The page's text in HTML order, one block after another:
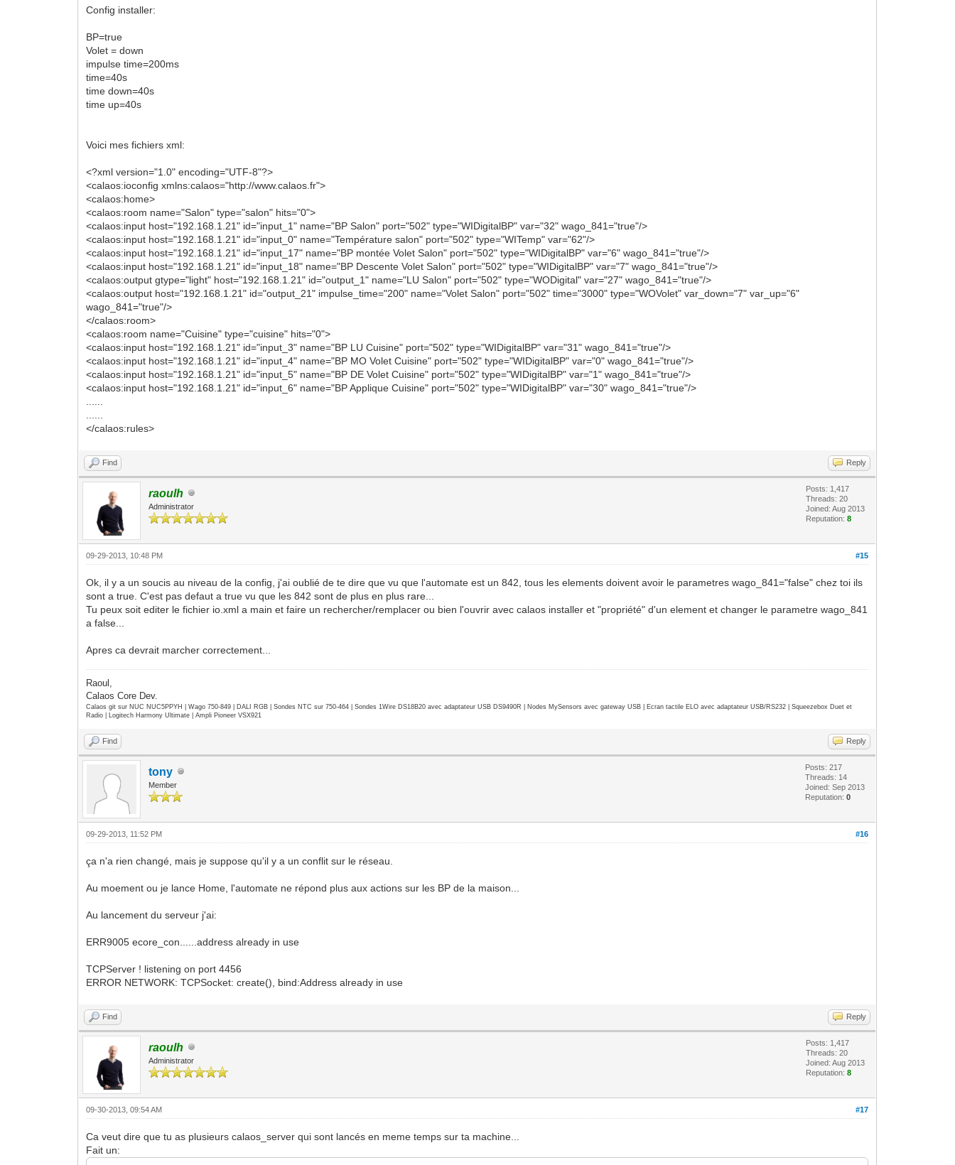
Config installer:
BP=true
Volet = down
impulse time=200ms
time=40s
time down=40s
time up=40s
Voici mes fichiers xml:
<?xml version="1.0" encoding="UTF-8"?>
<calaos:ioconfig xmlns:calaos="http://www.calaos.fr">
<calaos:home>
<calaos:room name="Salon" type="salon" hits="0">
<calaos:input host="192.168.1.21" id="input_1" name="BP Salon" port="502" type="WIDigitalBP" var="32" wago_841="true"/>
<calaos:input host="192.168.1.21" id="input_0" name="Température salon" port="502" type="WITemp" var="62"/>
<calaos:input host="192.168.1.21" id="input_17" name="BP montée Volet Salon" port="502" type="WIDigitalBP" var="6" wago_841="true"/>
<calaos:input host="192.168.1.21" id="input_18" name="BP Descente Volet Salon" port="502" type="WIDigitalBP" var="7" wago_841="true"/>
<calaos:output gtype="light" host="192.168.1.21" id="output_1" name="LU Salon" port="502" type="WODigital" var="27" wago_841="true"/>
<calaos:output host="192.168.1.21" id="output_21" impulse_time="200" name="Volet Salon" port="502" time="3000" type="WOVolet" var_down="7" var_up="6"
wago_841="true"/>
</calaos:room>
<calaos:room name="Cuisine" type="cuisine" hits="0">
<calaos:input host="192.168.1.21" id="input_3" name="BP LU Cuisine" port="502" type="WIDigitalBP" var="31" wago_841="true"/>
<calaos:input host="192.168.1.21" id="input_4" name="BP MO Volet Cuisine" port="502" type="WIDigitalBP" var="0" wago_841="true"/>
<calaos:input host="192.168.1.21" id="input_5" name="BP DE Volet Cuisine" port="502" type="WIDigitalBP" var="1" wago_841="true"/>
<calaos:input host="192.168.1.21" id="input_6" name="BP Applique Cuisine" port="502" type="WIDigitalBP" var="30" wago_841="true"/>
</calaos:rules>
Find Reply
raoulh
Administrator
Posts: 1,417
Threads: 20
Joined: Aug 2013
Reputation:8
#15
09-29-2013, 10:48 PM
Ok, il y a un soucis au niveau de la config, j'ai oublié de te dire que vu que l'automate est un 842, tous les elements doivent avoir le parametres wago_841="false" chez toi ils
sont a true. C'est pas defaut a true vu que les 842 sont de plus en plus rare...
Tu peux soit editer le fichier io.xml a main et faire un rechercher/remplacer ou bien l'ouvrir avec calaos installer et "propriété" d'un element et changer le parametre wago_841
a false...
Apres ca devrait marcher correctement...
Raoul,
Calaos Core Dev.
Calaos git sur NUC NUC5PPYH | Wago 750-849 | DALI RGB | Sondes NTC sur 750-464 | Sondes 1Wire DS18B20 avec adaptateur USB DS9490R | Nodes MySensors avec gateway USB | Ecran tactile ELO avec adaptateur USB/RS232 | Squeezebox Duet et
Radio | Logitech Harmony Ultimate | Ampli Pioneer VSX921
Find Reply
tony
Member
Posts: 217
Threads: 14
Joined: Sep 2013
Reputation:0
#16
09-29-2013, 11:52 PM
ça n'a rien changé, mais je suppose qu'il y a un conflit sur le réseau.
Au moement ou je lance Home, l'automate ne répond plus aux actions sur les BP de la maison...
Au lancement du serveur j'ai:
ERR9005 ecore_con......address already in use
TCPServer ! listening on port 4456
ERROR NETWORK: TCPSocket: create(), bind:Address already in use
Find Reply
raoulh
Administrator
Posts: 1,417
Threads: 20
Joined: Aug 2013
Reputation:8
#17
09-30-2013, 09:54 AM
Ca veut dire que tu as plusieurs calaos_server qui sont lancés en meme temps sur ta machine...
Fait un: